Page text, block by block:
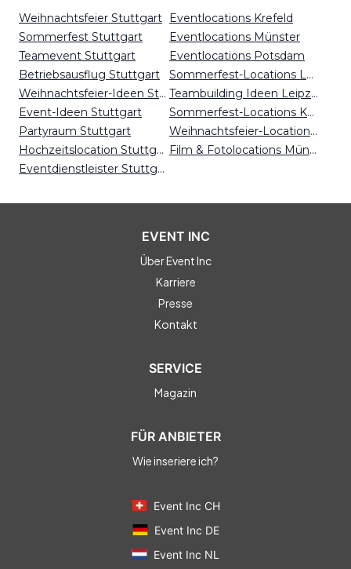
Weihnachtsfeier Stuttgart
Sommerfest Stuttgart
Teamevent Stuttgart
Betriebsausflug Stuttgart
Weihnachtsfeier-Ideen Stuttgart
Event-Ideen Stuttgart
Partyraum Stuttgart
Hochzeitslocation Stuttgart
Eventdienstleister Stuttgart
Eventlocations Krefeld
Eventlocations Münster
Eventlocations Potsdam
Sommerfest-Locations Leipzig
Teambuilding Ideen Leipzig
Sommerfest-Locations Karlsruhe
Weihnachtsfeier-Locations Dresden
Film & Fotolocations Münster
EVENT INC
Über Event Inc
Karriere
Presse
Kontakt
SERVICE
Magazin
FÜR ANBIETER
Wie inseriere ich?
Event Inc CH
Event Inc DE
Event Inc NL